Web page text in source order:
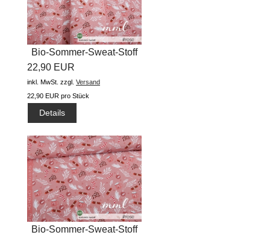
Bio-Sommer-Sweat-Stoff
"Best...
22,90 EUR
inkl. MwSt. zzgl. Versand
22,90 EUR pro Stück
Details
Bio-Sommer-Sweat-Stoff